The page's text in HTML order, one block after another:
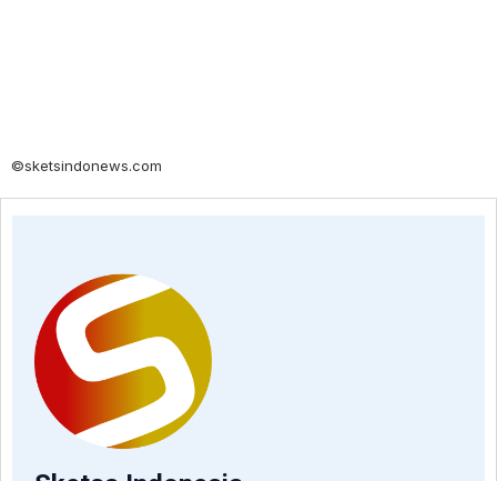
©sketsindonews.com